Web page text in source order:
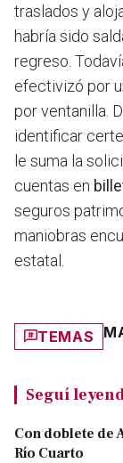
traslados y
habría sido
regreso.
efectivizó por
por ventanilla.
identificar
le suma la
cuentas en
seguros
maniobras
estatal.
TEMAS
Seguí
Con doblete de
Río Cuarto